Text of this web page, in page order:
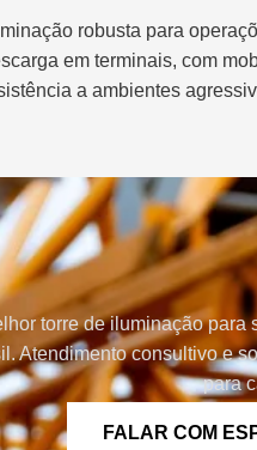
robusta para
em terminais, com
a ambientes
torre de iluminação para
Atendimento consultivo e
para
FALAR COM